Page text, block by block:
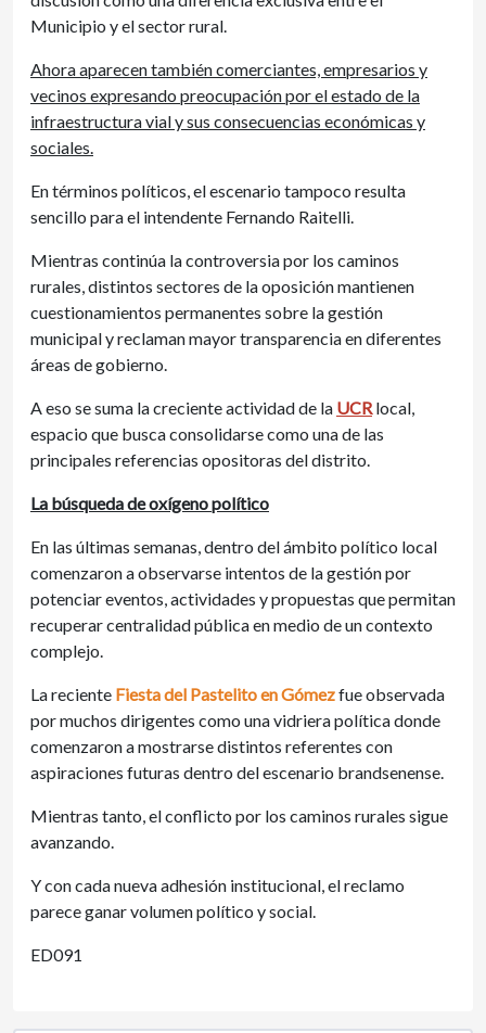
Municipio y el sector rural.
Ahora aparecen también comerciantes, empresarios y
vecinos expresando preocupación por el estado de la
infraestructura vial y sus consecuencias económicas y
sociales.
En términos políticos, el escenario tampoco resulta
sencillo para el intendente Fernando Raitelli.
Mientras continúa la controversia por los caminos
rurales, distintos sectores de la oposición mantienen
cuestionamientos permanentes sobre la gestión
municipal y reclaman mayor transparencia en diferentes
áreas de gobierno.
A eso se suma la creciente actividad de la UCR local,
espacio que busca consolidarse como una de las
principales referencias opositoras del distrito.
La búsqueda de oxígeno político
En las últimas semanas, dentro del ámbito político local
comenzaron a observarse intentos de la gestión por
potenciar eventos, actividades y propuestas que permitan
recuperar centralidad pública en medio de un contexto
complejo.
La reciente Fiesta del Pastelito en Gómezfue observada
por muchos dirigentes como una vidriera política donde
comenzaron a mostrarse distintos referentes con
aspiraciones futuras dentro del escenario brandsenense.
Mientras tanto, el conflicto por los caminos rurales sigue
avanzando.
Y con cada nueva adhesión institucional, el reclamo
parece ganar volumen político y social.
ED091